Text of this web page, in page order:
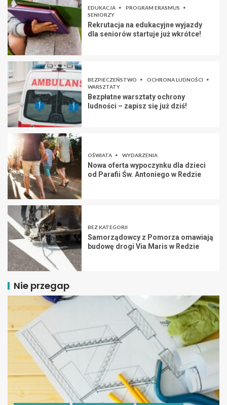
EDUKACJA
PROGRAM ERASMUS
SENIORZY
Rekrutacja na edukacyjne wyjazdy
dla seniorów startuje już wkrótce!
BEZPIECZEŃSTWO
OCHRONA LUDNOŚCI
WARSZTATY
Bezpłatne warsztaty ochrony
ludności – zapisz się już dziś!
OŚWIATA WYDARZENIA
Nowa oferta wypoczynku dla dzieci
od Parafii Św. Antoniego w Redzie
BEZ KATEGORII
Samorządowcy z Pomorza omawiają
budowę drogi Via Maris w Redzie
Nie przegap